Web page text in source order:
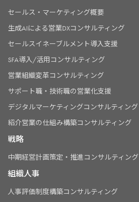
セールス・マーケティング概要
生成AIによる営業DXコンサルティング
セールスイネーブルメント導入支援
SFA導入/活用コンサルティング
営業組織変革コンサルティング
サポート職・技術職の営業化支援
デジタルマーケティングコンサルティング
紹介営業の仕組み構築コンサルティング
戦略
中期経営計画策定・推進コンサルティング
組織人事
人事評価制度構築コンサルティング